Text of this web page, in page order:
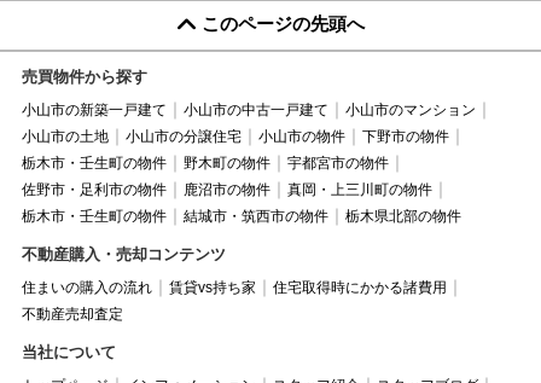
このページの先頭へ
売買物件から探す
小山市の新築一戸建て 小山市の中古一戸建て
小山市のマンション
小山市の土地
小山市の分譲住宅 小山市の物件
下野市の物件
栃木市・壬生町の物件
野木町の物件
宇都宮市の物件
佐野市・足利市の物件
鹿沼市の物件
真岡・上三川町の物件
栃木市・壬生町の物件
結城市・筑西市の物件 栃木県北部の物件
不動産購入・売却コンテンツ
住まいの購入の流れ 賃貸vs持ち家
住宅取得時にかかる諸費用
不動産売却査定
当社について